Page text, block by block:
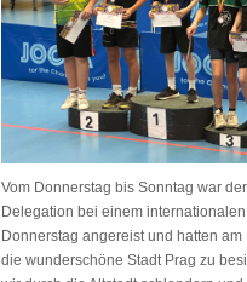
Vom Donnerstag bis Sonntag war
Delegation bei einem
Donnerstag angereist und hatten
die wunderschöne Stadt Prag zu